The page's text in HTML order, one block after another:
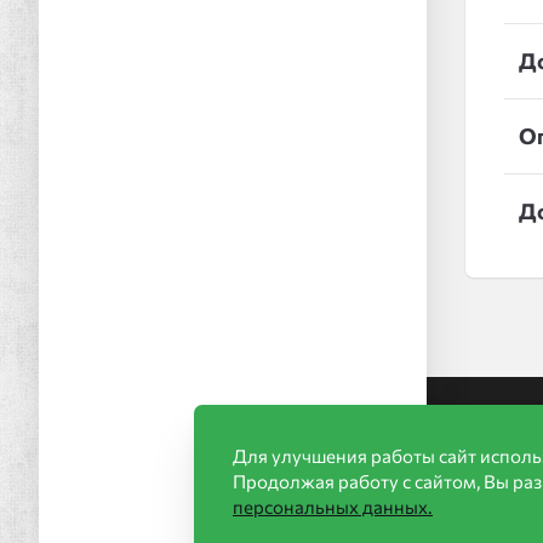
Для улучшения работы сайт
Продолжая работу с сайтом, Вы
персональных данных.